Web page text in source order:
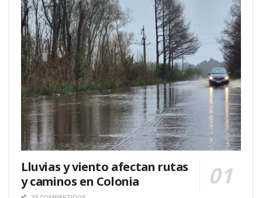
Lluvias y viento afectan rutas
y caminos en Colonia